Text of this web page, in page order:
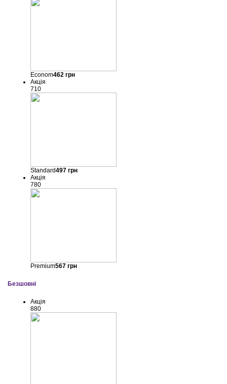
Econom462грн
Акція
710
Standard497грн
Акція
780
Premium567грн
Безшовні
Акція
880